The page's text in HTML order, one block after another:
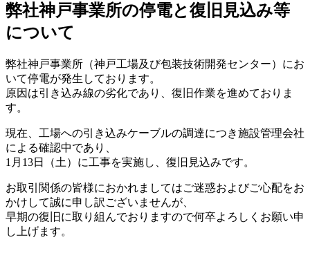
弊社神戸事業所の停電と復旧見込み等
について
弊社神戸事業所（神戸工場及び包装技術開発センター）にお
いて停電が発生しております。
原因は引き込み線の劣化であり、復旧作業を進めておりま
す。
現在、工場への引き込みケーブルの調達につき施設管理会社
による確認中であり、
1月13日（土）に工事を実施し、復旧見込みです。
お取引関係の皆様におかれましてはご迷惑およびご心配をお
かけして誠に申し訳ございませんが、
早期の復旧に取り組んでおりますので何卒よろしくお願い申
し上げます。